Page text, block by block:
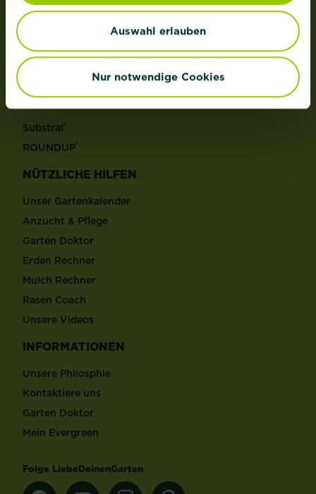
Auswahl erlauben
Nur notwendige Cookies
Grundstoffe
Schädlinge
Reinigungsmittel
MARKEN
Substral®
ROUNDUP®
NÜTZLICHE HILFEN
Unser Gartenkalender
Anzucht & Pflege
Garten Doktor
Erden Rechner
Mulch Rechner
Rasen Coach
Unsere Videos
INFORMATIONEN
Unsere Philosphie
Kontaktiere uns
Garten Doktor
Mein Evergreen
Folge LiebeDeinenGarten